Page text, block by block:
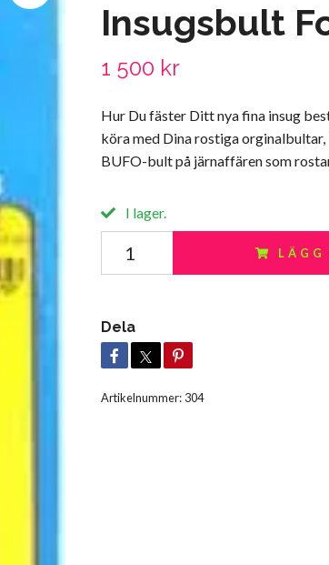
Insugsbult
1 500 kr
Hur Du fäster Ditt nya fina insug
köra med Dina rostiga orginalbultar,
BUFO-bult på järnaffären som
I lager.
LÄGG
Dela
Artikelnummer: 304